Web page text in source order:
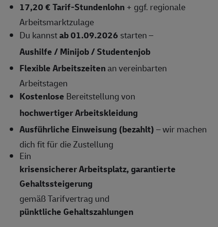
17,20 € Tarif-Stundenlohn+ ggf. regionale
Arbeitsmarktzulage
Du kannstab 01.09.2026 starten –
Aushilfe / Minijob / Studentenjob
Flexible Arbeitszeitenan vereinbarten
Arbeitstagen
Kostenlose Bereitstellung von
hochwertiger Arbeitskleidung
Ausführliche Einweisung (bezahlt)– wir machen
dich fit für die Zustellung
Ein
krisensicherer Arbeitsplatz, garantierte
Gehaltssteigerung
gemäß Tarifvertrag und
pünktliche Gehaltszahlungen